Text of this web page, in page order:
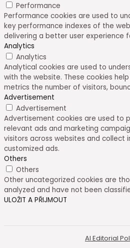
Performance
Performance cookies are used to
key performance indexes of the
delivering a better user experience
Analytics
Analytics
Analytical cookies are used to
with the website. These cookies
metrics the number of visitors,
Advertisement
Advertisement
Advertisement cookies are used to
relevant ads and marketing
visitors across websites and collect
customized ads.
Others
Others
Other uncategorized cookies are
analyzed and have not been
ULOŽIT A PŘIJMOUT
AI Editorial